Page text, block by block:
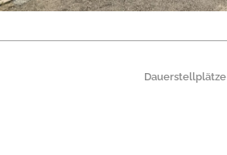
Dauerstellplätze